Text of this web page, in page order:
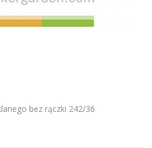
bez rączki 242/36